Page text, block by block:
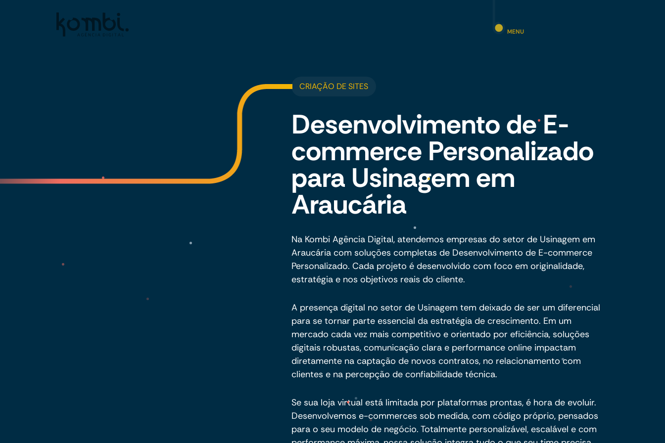
MENU
CRIAÇÃO DE SITES
Desenvolvimento de E-
commerce Personalizado
para Usinagem em
Araucária
Na Kombi Agência Digital, atendemos empresas do setor de Usinagem em
Araucária com soluções completas de Desenvolvimento de E-commerce
Personalizado. Cada projeto é desenvolvido com foco em originalidade,
estratégia e nos objetivos reais do cliente.
A presença digital no setor de Usinagem tem deixado de ser um diferencial
para se tornar parte essencial da estratégia de crescimento. Em um
mercado cada vez mais competitivo e orientado por eficiência, soluções
digitais robustas, comunicação clara e performance online impactam
diretamente na captação de novos contratos, no relacionamento com
clientes e na percepção de confiabilidade técnica.
Se sua loja virtual está limitada por plataformas prontas, é hora de evoluir.
Desenvolvemos e-commerces sob medida, com código próprio, pensados
para o seu modelo de negócio. Totalmente personalizável, escalável e com